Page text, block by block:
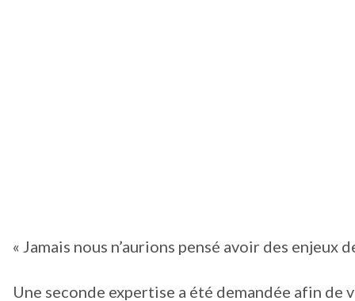
« Jamais nous n’aurions pensé avoir des
Une seconde expertise a été demandée afin